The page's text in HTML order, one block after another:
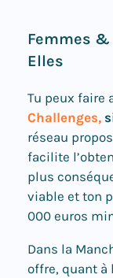
Femmes &
Elles
Tu peux faire
Challenges,
réseau
facilite
plus
viable et ton
000 euros
Dans la
offre, quant à